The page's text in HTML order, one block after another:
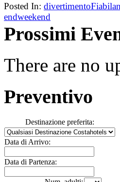
Posted In: divertimento
endweekend
Prossimi
There are no
Preventivo
Destinazione preferita:
Data di Arrivo:
Data di Partenza: